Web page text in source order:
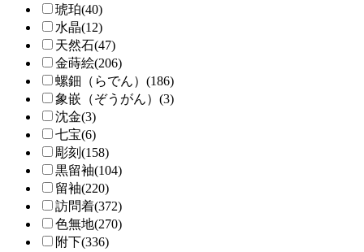
琥珀(40)
水晶(12)
天然石(47)
金蒔絵(206)
螺鈿（らでん）(186)
象嵌（ぞうがん）(3)
沈金(3)
七宝(6)
彫刻(158)
黒留袖(104)
留袖(220)
訪問着(372)
色無地(270)
附下(336)